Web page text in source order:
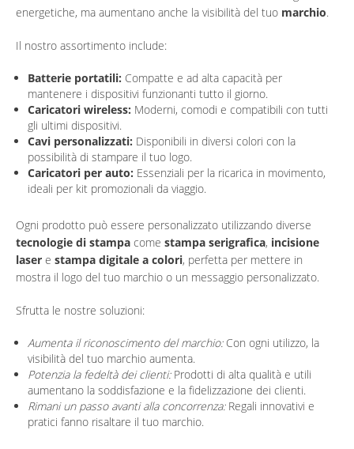
energetiche, ma aumentano anche la visibilità del tuo marchio.
Il nostro assortimento include:
Batterie portatili: Compatte e ad alta capacità per
mantenere i dispositivi funzionanti tutto il giorno.
Caricatori wireless: Moderni, comodi e compatibili con tutti
gli ultimi dispositivi.
Cavi personalizzati: Disponibili in diversi colori con la
possibilità di stampare il tuo logo.
Caricatori per auto: Essenziali per la ricarica in movimento,
ideali per kit promozionali da viaggio.
Ogni prodotto può essere personalizzato utilizzando diverse
tecnologie di stampa come stampa serigrafica, incisione
laser e stampa digitale a colori, perfetta per mettere in
mostra il logo del tuo marchio o un messaggio personalizzato.
Sfrutta le nostre soluzioni:
Aumenta il riconoscimento del marchio:Con ogni utilizzo, la
visibilità del tuo marchio aumenta.
Potenzia la fedeltà dei clienti:Prodotti di alta qualità e utili
aumentano la soddisfazione e la fidelizzazione dei clienti.
Rimani un passo avanti alla concorrenza:Regali innovativi e
pratici fanno risaltare il tuo marchio.